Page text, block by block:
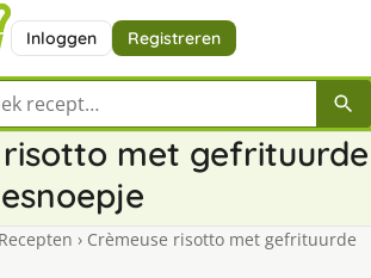
Inloggen Registreren
een recept
risotto met gefrituurde
Recepten › Crèmeuse risotto met gefrituurde